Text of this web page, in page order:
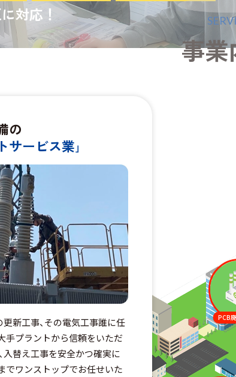
対応！
事
PCB
の
サービス業｣
更新工事、その電気工事誰に任
手プラントから信頼をいただ
入替え工事を安全かつ確実に
でワンストップでお任せいた